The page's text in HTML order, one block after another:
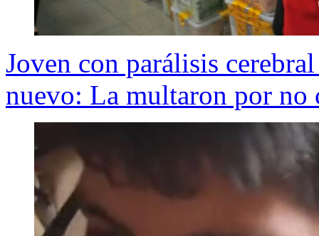
Joven con parálisis
nuevo: La multaron por no